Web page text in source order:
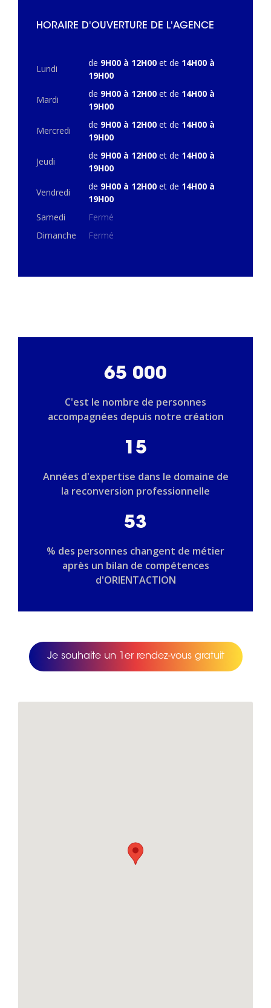
HORAIRE D'OUVERTURE DE L'AGENCE
Lundi
de 9H00 à 12H00 et de 14H00 à
19H00
Mardi
de 9H00 à 12H00 et de 14H00 à
19H00
Mercredi
de 9H00 à 12H00 et de 14H00 à
19H00
Jeudi
de 9H00 à 12H00 et de 14H00 à
19H00
Vendredi
de 9H00 à 12H00 et de 14H00 à
19H00
Samedi
Fermé
Dimanche
Fermé
65 000
C'est le nombre de personnes
accompagnées depuis notre création
15
Années d'expertise dans le domaine de
la reconversion professionnelle
53
% des personnes changent de métier
après un bilan de compétences
d'ORIENTACTION
Je souhaite un 1er rendez-vous gratuit